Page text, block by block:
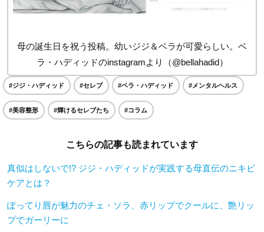
母の誕生日を祝う投稿。幼いジジ＆ベラが可愛らしい。ベ
ラ・ハディッドのinstagramより（@bellahadid）
#ジジ・ハディッド #セレブ #ベラ・ハディッド #メンタルヘルス
#美容整形 #輝けるセレブたち #コラム
こちらの記事も読まれています
真似はしないで!? ジジ・ハディッドが実践する母直伝のニキビ
ケアとは？
ぽってり唇が魅力のチェ・ソラ、赤リップでクールに、艶リッ
プでガーリーに